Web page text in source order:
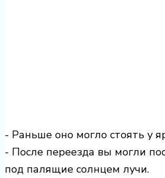
- Раньше оно могло стоять у
- После переезда вы могли
под палящие солнцем лучи.